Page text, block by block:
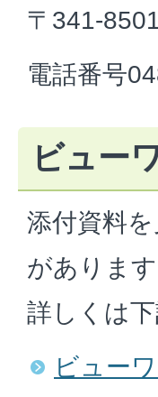
〒341-
電話番号
ビュー
添付資料
があります
詳しくは
ビュー